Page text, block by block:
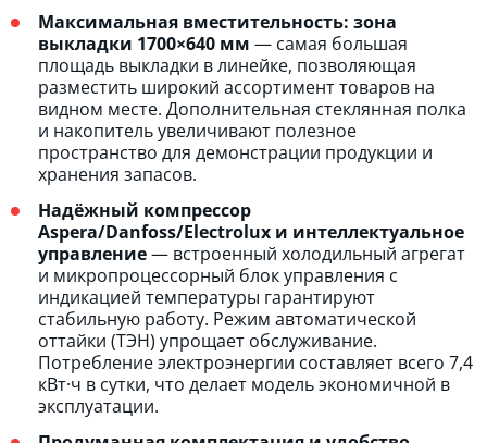
Максимальная вместительность: зона
выкладки 1700×640 мм — самая большая
площадь выкладки в линейке, позволяющая
разместить широкий ассортимент товаров на
видном месте. Дополнительная стеклянная полка
и накопитель увеличивают полезное
пространство для демонстрации продукции и
хранения запасов.
Надёжный компрессор
Aspera/Danfoss/Electrolux и интеллектуальное
управление— встроенный холодильный агрегат
и микропроцессорный блок управления с
индикацией температуры гарантируют
стабильную работу. Режим автоматической
оттайки (ТЭН) упрощает обслуживание.
Потребление электроэнергии составляет всего 7,4
кВт·ч в сутки, что делает модель экономичной в
эксплуатации.